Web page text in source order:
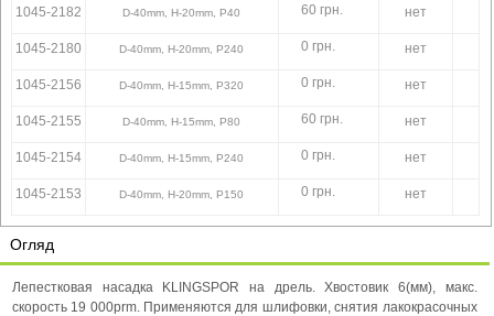
1045-2182 D-40mm, H-20mm, P40 60 грн. нет
1045-2180 D-40mm, H-20mm, P240 0 грн. нет
1045-2156 D-40mm, H-15mm, P320 0 грн. нет
1045-2155 D-40mm, H-15mm, P80 60 грн. нет
1045-2154 D-40mm, H-15mm, P240 0 грн. нет
1045-2153 D-40mm, H-20mm, P150 0 грн. нет
Огляд
Лепестковая насадка KLINGSPOR на дрель. Хвостовик 6(мм), макс.
скорость 19 000prm. Применяются для шлифовки, снятия лакокрасочных